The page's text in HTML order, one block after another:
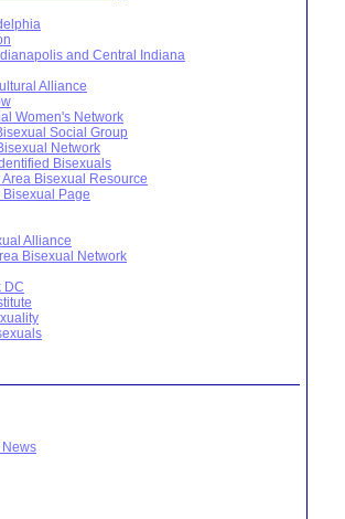
and Central Indiana
Alliance
Women's Network
Social Group
Network
Bisexuals
Area Bisexual Resource
Bisexual Page
Alliance
Bisexual Network
DC
News